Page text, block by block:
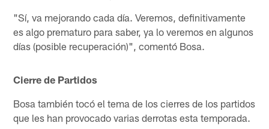
"Sí, va mejorando cada día. Veremos, definitivamente
es algo prematuro para saber, ya lo veremos en algunos
días (posible recuperación)", comentó Bosa.
Cierre de Partidos
Bosa también tocó el tema de los cierres de los partidos
que les han provocado varias derrotas esta temporada.